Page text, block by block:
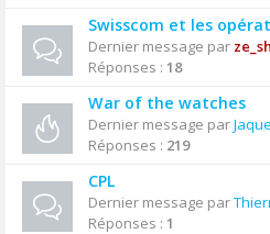
Swisscom et les
Dernier message par
Réponses : 18
War of the watches
Dernier message par
Réponses : 219
CPL
Dernier message par
Réponses : 1